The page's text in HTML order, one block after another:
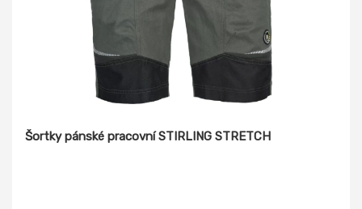
Šortky pánské pracovní STIRLING STRETCH